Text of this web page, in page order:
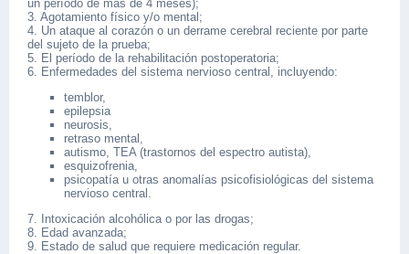
un período de más de 4 meses);
3. Agotamiento físico y/o mental;
4. Un ataque al corazón o un derrame cerebral reciente por parte
del sujeto de la prueba;
5. El período de la rehabilitación postoperatoria;
6. Enfermedades del sistema nervioso central, incluyendo:
temblor,
epilepsia
neurosis,
retraso mental,
autismo, TEA (trastornos del espectro autista),
esquizofrenia,
psicopatía u otras anomalías psicofisiológicas del sistema
nervioso central.
7. Intoxicación alcohólica o por las drogas;
8. Edad avanzada;
9. Estado de salud que requiere medicación regular.